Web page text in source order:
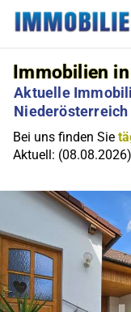
Immobilien
Aktuelle
Niederösterreich
Bei uns finden Sie
Aktuell: